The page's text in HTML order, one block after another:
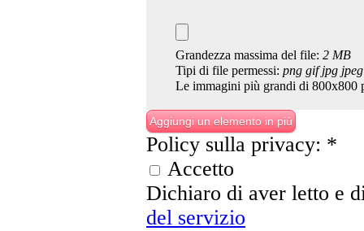
Grandezza massima del file: 2 MB
Tipi di file permessi: png gif jpg jpeg
Le immagini più grandi di 800x800
Policy sulla privacy: *
Accetto
Dichiaro di aver letto e
del servizio